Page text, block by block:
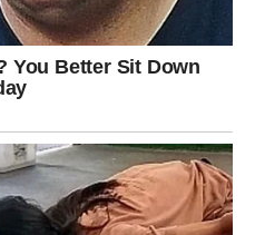
da pate za onim što
za ljubav koja dolazi bez
– ALI OVE